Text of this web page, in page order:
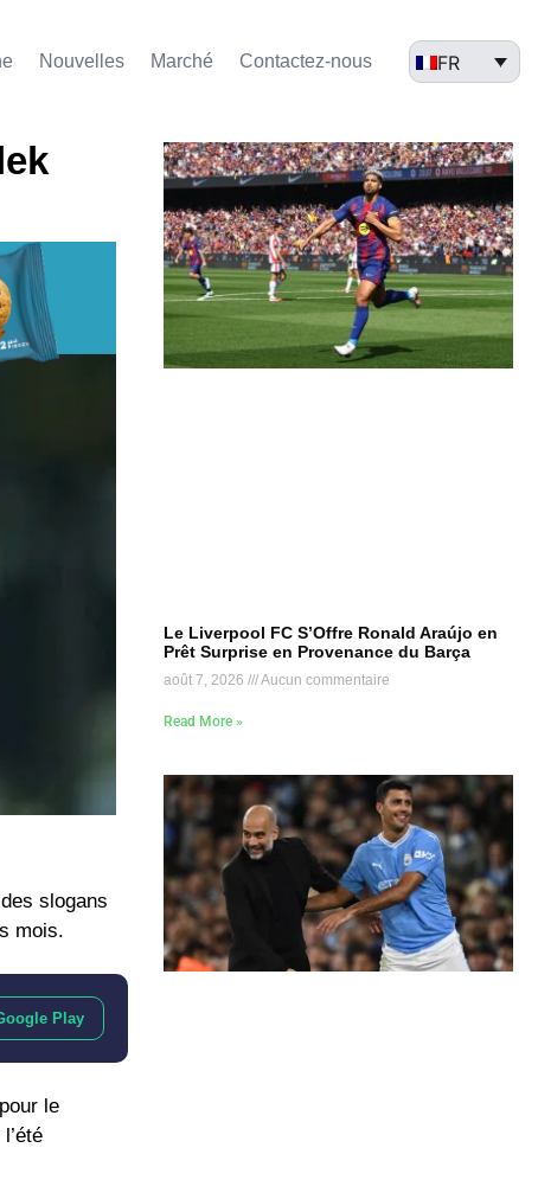
Nouvelles Marché​ Contactez-nous FR
slogans
mois.
Play
le
Le Liverpool FC S’Offre Ronald Araújo en
Prêt Surprise en Provenance du Barça
août 7, 2026 Aucun commentaire
Read More »